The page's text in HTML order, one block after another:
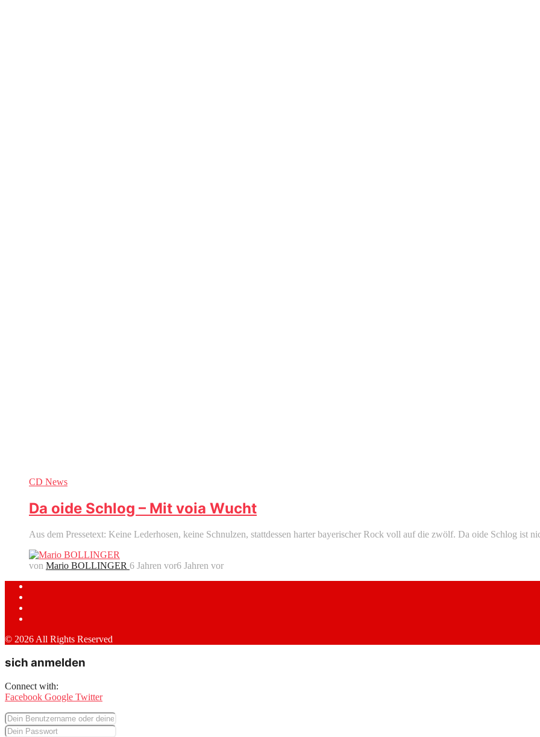
CD News
Da oide Schlog – Mit voia Wucht
Aus dem Pressetext: Keine Lederhosen, keine Schnulzen, stattdessen harter bayerischer Rock voll auf die zwölf. Da oide Schlog ist
von Mario BOLLINGER 6 Jahren vor6 Jahren vor
© 2026 All Rights Reserved
sich anmelden
Connect with:
Facebook Google Twitter